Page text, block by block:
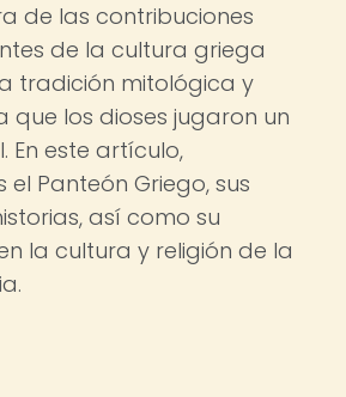
de las contribuciones
de la cultura griega
tradición mitológica y
que los dioses jugaron un
En este artículo,
Panteón Griego, sus
así como su
la cultura y religión de la